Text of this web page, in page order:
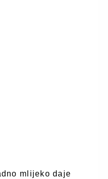
mlijeko daje